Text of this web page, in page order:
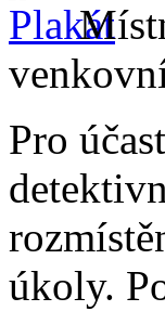
Pro
úkoly.